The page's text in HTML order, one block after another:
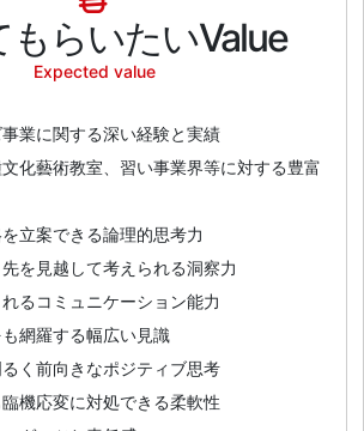
もらいたいValue
Expected value
事業に関する深い経験と実績
文化藝術教室、習い事業界等に対する豊富
立案できる論理的思考力
を見越して考えられる洞察力
るコミュニケーション能力
も網羅する幅広い見識
るく前向きなポジティブ思考
臨機応変に対処できる柔軟性